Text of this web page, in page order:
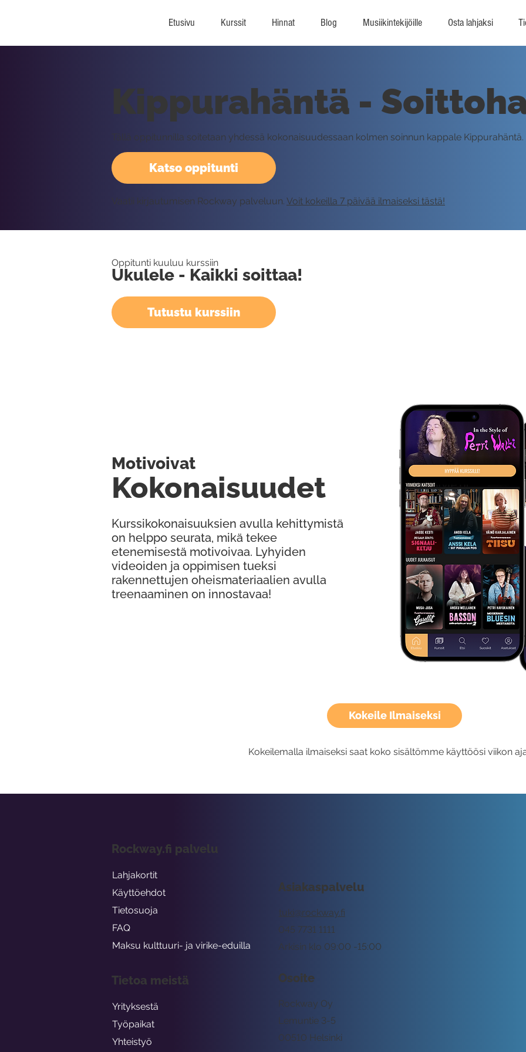
Etusivu Kurssit Hinnat Blog Musiikintekijöille Osta lahjaksi
Kokeile Ilmaiseksi
Kokeilemalla ilmaiseksi saat koko sisältömme käyttöösi viikon
Katso oppitunti
Kippurahäntä -
Tällä oppitunnilla soitetaan yhdessä kokonaisuudessaan kolmen soinnun kappale Kippurahäntä.
Vaatii kirjautumisen Rockway palveluun. Voit kokeilla 7 päivää ilmaiseksi tästä!
Oppitunti kuuluu kurssiin
Ukulele - Kaikki soittaa!
Tutustu kurssiin
Kurssikokonaisuuksien avulla kehittymistä
on helppo seurata, mikä tekee
etenemisestä motivoivaa. Lyhyiden
videoiden ja oppimisen tueksi
rakennettujen oheismateriaalien avulla
treenaaminen on innostavaa!
Kokonaisuudet
Motivoivat
Asiakaspalvelu
tuki@rockway.fi
Arkisin klo 09:00 -15:00
045 7731 1111
Osoite
Rockway Oy
Lemuntie 3-5
00510 Helsinki
Rockway.fi palvelu
Lahjakortit
Käyttöehdot
Tietosuoja
FAQ
Maksu kulttuuri- ja virike-eduilla
Tietoa meistä
Yrityksestä
Työpaikat
Yhteistyö